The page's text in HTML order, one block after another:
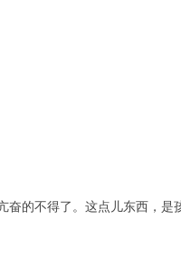
奋的不得了。这点儿东西，是